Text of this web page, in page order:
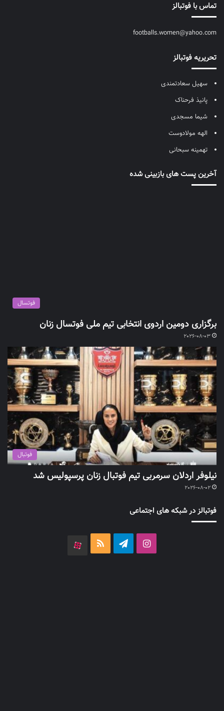
تماس با فوتبالز
footballs.women@yahoo.com
تحریریه فوتبالز
سهیل سعادتمندی
پانیذ فرحناک
شیما مسجدی
الهه مولادوست
تهمینه سبحانی
آخرین پست های بازبینی شده
فوتسال
برگزاری دومین اردوی انتخابی تیم ملی فوتسال زنان
2026-08-03
فوتبال
نیلوفر اردلان سرمربی تیم فوتبال زنان پرسپولیس شد
2026-08-02
فوتبالز در شبکه های اجتماعی
اینستاگرامتلگرامخوراک